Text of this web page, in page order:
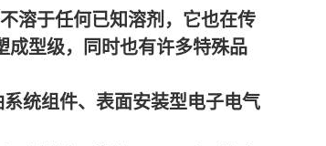
溶于任何已知溶剂，它也在传
成型级，同时也有许多特殊品
统组件、表面安装型电子电气